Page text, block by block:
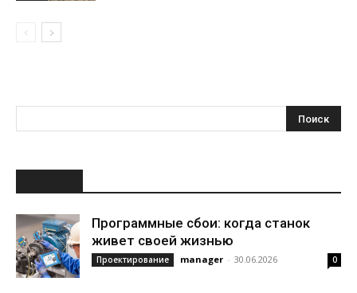
Программные сбои: когда станок
живет своей жизнью
Проектирование manager - 30.06.2026 0